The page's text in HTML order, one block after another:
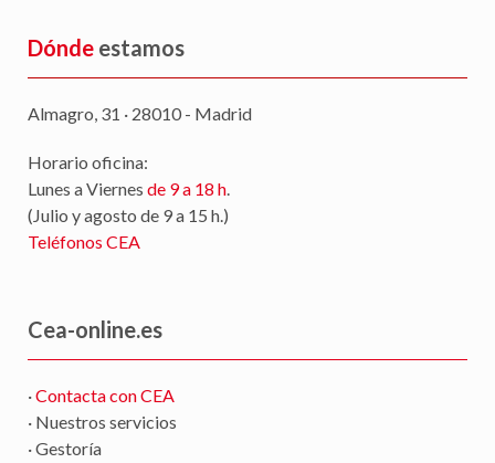
Dónde estamos
Almagro, 31 · 28010 - Madrid
Horario oficina:
Lunes a Viernes de 9 a 18 h.
(Julio y agosto de 9 a 15 h.)
Teléfonos CEA
Cea-online.es
·Contacta con CEA
· Nuestros servicios
· Gestoría